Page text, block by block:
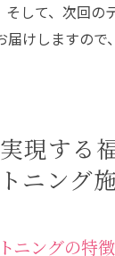
そして、次回の
届けしますので
現する
ニング
ニングの特